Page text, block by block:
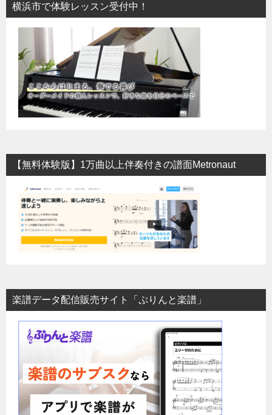
横浜市で体験レッスン受付中！
【無料体験版】1万曲以上伴奏付きの譜面Metronaut
楽譜データ配信販売サイト「ぷりんと楽譜」